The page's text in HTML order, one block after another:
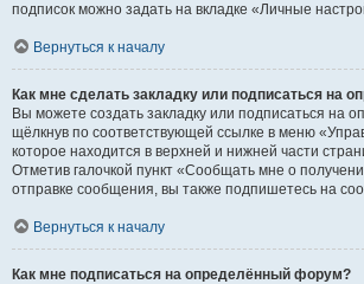
подписок можно задать на вкладке «Личные
Вернуться к началу
Как мне сделать закладку или подписаться на
Вы можете создать закладку или подписаться на
щёлкнув по соответствующей ссылке в меню
которое находится в верхней и нижней части
Отметив галочкой пункт «Сообщать мне о
отправке сообщения, вы также подпишетесь на
Вернуться к началу
Как мне подписаться на определённый форум?